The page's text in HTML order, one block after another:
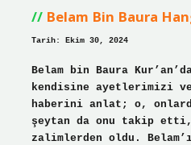
Belam Bin Baura
Tarih: Ekim 30, 2024
Belam bin Baura
kendisine ayetlerimizi
haberini anlat; o,
şeytan da onu takip
zalimlerden oldu.